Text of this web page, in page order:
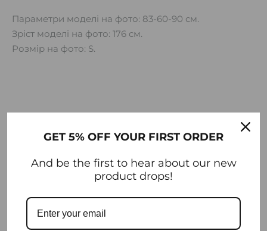
Параметри моделі на фото: 83-60-90 см.
Зріст моделі на фото: 176 см.
Розмір на фото: S.
1 кг
РОЗМІРИ 30 × 30 × 10 см
S, M, L
GET 5% OFF YOUR FIRST ORDER
And be the first to hear about our new
product drops!